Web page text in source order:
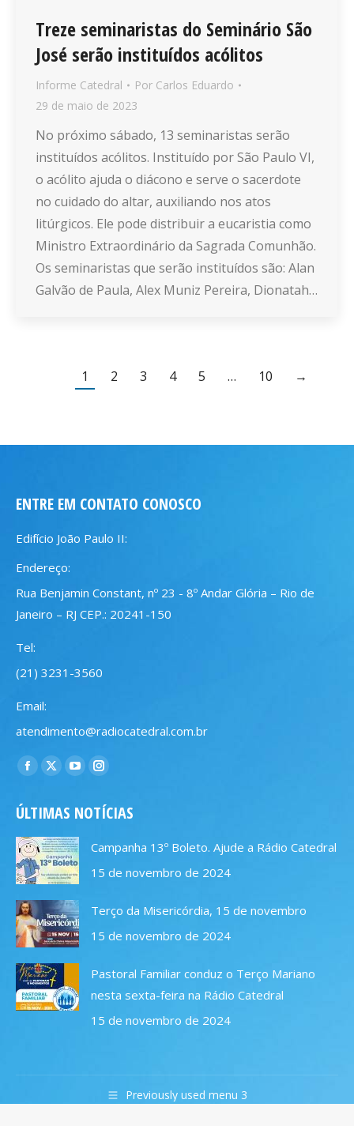
Treze seminaristas do Seminário São
José serão instituídos acólitos
Informe Catedral Por Carlos Eduardo
29 de maio de 2023
No próximo sábado, 13 seminaristas serão
instituídos acólitos. Instituído por São Paulo VI,
o acólito ajuda o diácono e serve o sacerdote
no cuidado do altar, auxiliando nos atos
litúrgicos. Ele pode distribuir a eucaristia como
Ministro Extraordinário da Sagrada Comunhão.
Os seminaristas que serão instituídos são: Alan
Galvão de Paula, Alex Muniz Pereira, Dionatah…
1 2 3 4 5 … 10 →
ENTRE EM CONTATO CONOSCO
Edifício João Paulo II:
Endereço:
Rua Benjamin Constant, nº 23 - 8º Andar Glória – Rio de
Janeiro – RJ CEP.: 20241-150
Tel:
(21) 3231-3560
Email:
atendimento@radiocatedral.com.br
Encontre-nos em:
Facebook
opens
in
new
window
X
opens
in
new
window
YouTube
opens
in
new
window
Instagram
opens
new
window
ÚLTIMAS NOTÍCIAS
Campanha 13º Boleto. Ajude a Rádio Catedral
15 de novembro de 2024
Terço da Misericórdia, 15 de novembro
15 de novembro de 2024
Pastoral Familiar conduz o Terço Mariano
nesta sexta-feira na Rádio Catedral
15 de novembro de 2024
Previously used menu 3